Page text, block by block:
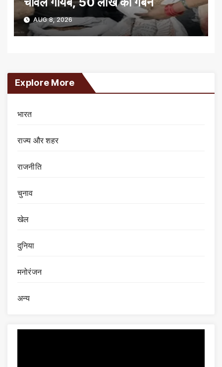
AUG 8, 2026
Explore More
भारत
राज्य और शहर
राजनीति
चुनाव
खेल
दुनिया
मनोरंजन
अन्य